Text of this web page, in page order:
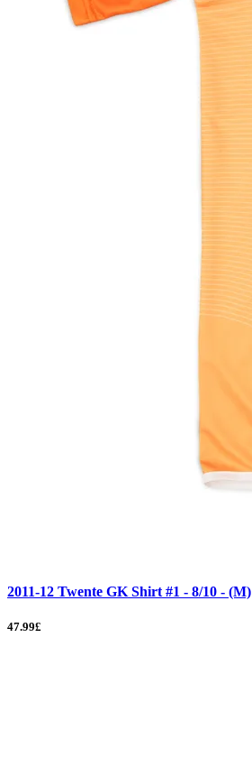
2011-12 Twente GK Shirt #1 - 8/10 - (M)
47.99£